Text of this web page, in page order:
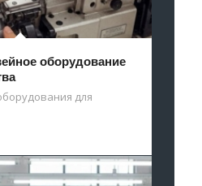
оборудование
для